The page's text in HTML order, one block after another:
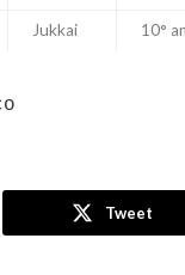
Jukkai 10°
Tweet